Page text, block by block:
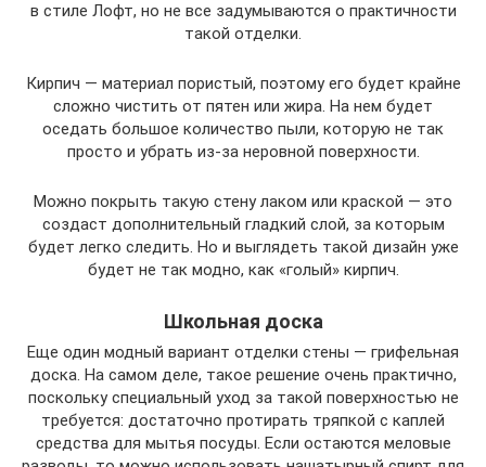
в стиле Лофт, но не все задумываются о практичности
такой отделки.
Кирпич — материал пористый, поэтому его будет крайне
сложно чистить от пятен или жира. На нем будет
оседать большое количество пыли, которую не так
просто и убрать из-за неровной поверхности.
Можно покрыть такую стену лаком или краской — это
создаст дополнительный гладкий слой, за которым
будет легко следить. Но и выглядеть такой дизайн уже
будет не так модно, как «голый» кирпич.
Школьная доска
Еще один модный вариант отделки стены — грифельная
доска. На самом деле, такое решение очень практично,
поскольку специальный уход за такой поверхностью не
требуется: достаточно протирать тряпкой с каплей
средства для мытья посуды. Если остаются меловые